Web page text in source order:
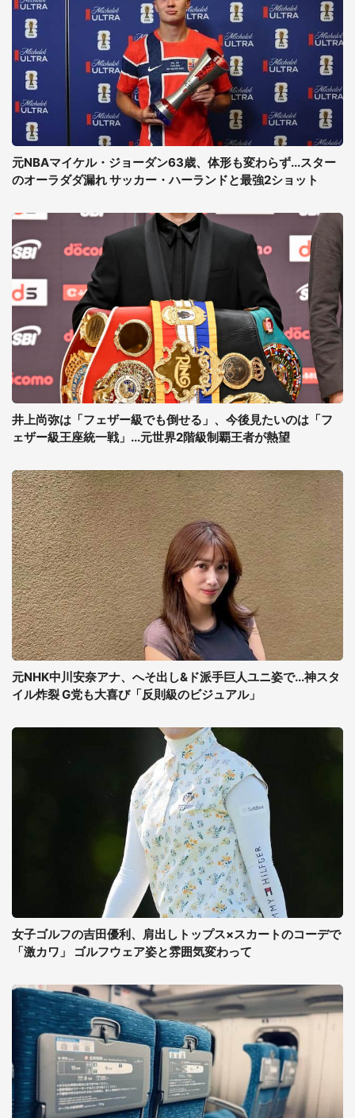
元NBAマイケル・ジョーダン63歳、体形も変わらず...スター
のオーラダダ漏れ サッカー・ハーランドと最強2ショット
井上尚弥は「フェザー級でも倒せる」、今後見たいのは「フ
ェザー級王座統一戦」...元世界2階級制覇王者が熱望
元NHK中川安奈アナ、へそ出し&ド派手巨人ユニ姿で...神スタ
イル炸裂 G党も大喜び「反則級のビジュアル」
女子ゴルフの吉田優利、肩出しトップス×スカートのコーデで
「激カワ」 ゴルフウェア姿と雰囲気変わって